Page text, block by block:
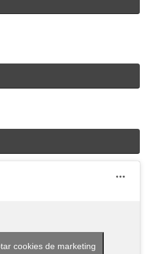
cookies de marketing